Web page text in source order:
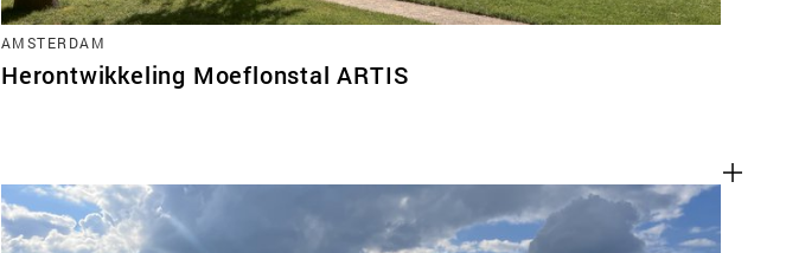
AMSTERDAM
Herontwikkeling Moeflonstal ARTIS